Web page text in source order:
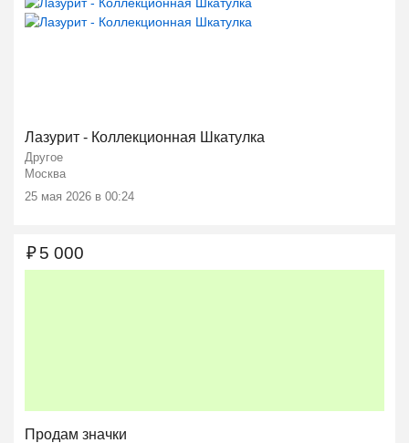
Ещё 2 фото
Лазурит - Коллекционная Шкатулка
Другое
Москва
25 мая 2026 в 00:24
Продам значки
₽5 000